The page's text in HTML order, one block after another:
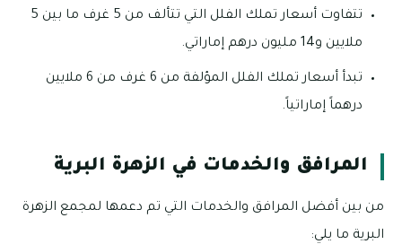
تتفاوت أسعار تملك الفلل التي تتألف من 5 غرف ما بين 5
ملايين و14 مليون درهم إماراتي.
تبدأ أسعار تملك الفلل المؤلفة من 6 غرف من 6 ملايين
درهماً إماراتياً.
المرافق والخدمات في الزهرة البرية
من بين أفضل المرافق والخدمات التي تم دعمها لمجمع الزهرة
البرية ما يلي: